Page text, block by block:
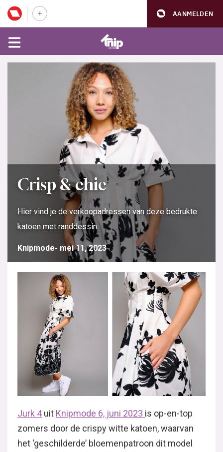
AANMELDEN
Crisp & chic
Hier vind je de verkoopadressen van deze bedrukte
katoen met randdessin.
Knipmode mei 11, 2023
Jurk 4uit Knipmode 6, juni 2023 is op-en-top
zomers door de crispy witte katoen, waarvan
het ‘geschilderde’ bloemenpatroon dit model